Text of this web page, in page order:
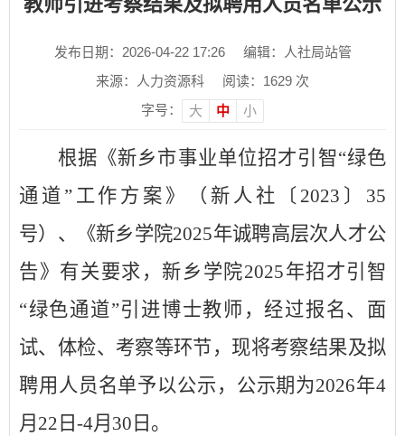
发布日期：2026-04-22 17:26
编辑：人社局站管
来源：人力资源科
阅读： 1629 次
字号：
大 中 小
根据《新乡市事业单位招才引智“绿色
通道”工作方案》（新人社
〔 2023〕 35
号） 、 《新乡学院2025年诚聘高层次人才公
告》有关要求， 新乡学院2025年招才引智
“绿色通道”引进博士教师 ，经过报名、面
试、体检、考察等环节，现将考察结果及拟
聘用 人员名单予以公示， 公示期为2026年4
月 22 日 -4月 30 日 。